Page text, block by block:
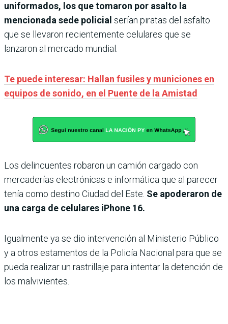
uniformados, los que tomaron por asalto la
mencionada sede policial serían piratas del asfalto
que se llevaron recientemente celulares que se
lanzaron al mercado mundial.
Te puede interesar: Hallan fusiles y municiones en
equipos de sonido, en el Puente de la Amistad
Los delincuentes robaron un camión cargado con
mercaderías electrónicas e informática que al parecer
tenía como destino Ciudad del Este. Se apoderaron de
una carga de celulares iPhone 16.
Igualmente ya se dio intervención al Ministerio Público
y a otros estamentos de la Policía Nacional para que se
pueda realizar un rastrillaje para intentar la detención de
los malvivientes.